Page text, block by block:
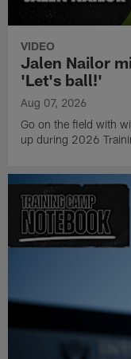
VIDEO
Jalen Nailor
'Let's ball!'
Aug 07, 2026
Go on the field with
up during 2026